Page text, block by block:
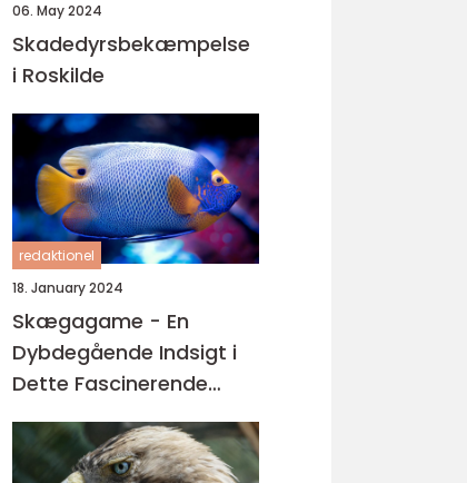
06. May 2024
Skadedyrsbekæmpelse
i Roskilde
redaktionel
18. January 2024
Skægagame - En
Dybdegående Indsigt i
Dette Fascinerende
Krybdyr